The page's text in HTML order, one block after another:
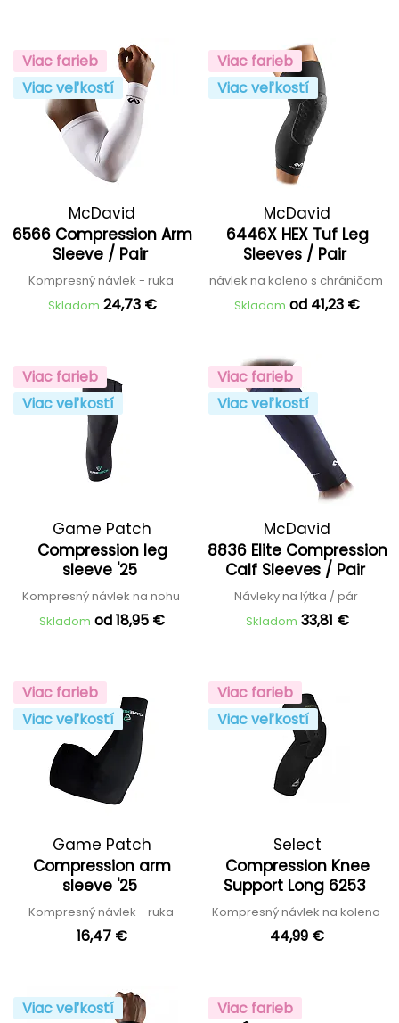
Viac farieb
Viac veľkostí
McDavid
6566 Compression Arm
Sleeve / Pair
Kompresný návlek - ruka
Skladom 24,73 €
Viac farieb
Viac veľkostí
McDavid
6446X HEX Tuf Leg
Sleeves / Pair
návlek na koleno s chráničom
Skladom od 41,23 €
Viac farieb
Viac veľkostí
Game Patch
Compression leg
sleeve '25
Kompresný návlek na nohu
Skladom od 18,95 €
Viac farieb
Viac veľkostí
McDavid
8836 Elite Compression
Calf Sleeves / Pair
Návleky na lýtka / pár
Skladom 33,81 €
Viac farieb
Viac veľkostí
Game Patch
Compression arm
sleeve '25
Kompresný návlek - ruka
16,47 €
Viac farieb
Viac veľkostí
Select
Compression Knee
Support Long 6253
Kompresný návlek na koleno
44,99 €
Viac veľkostí Viac farieb